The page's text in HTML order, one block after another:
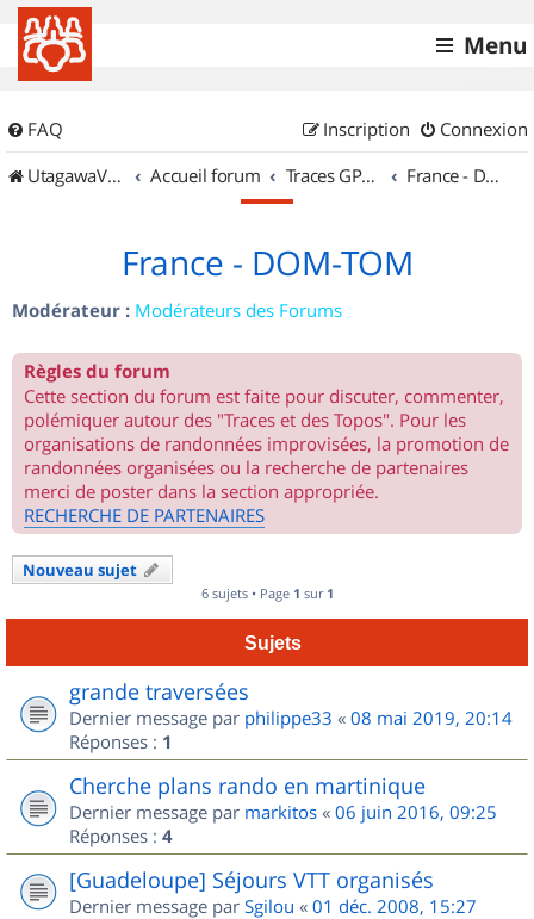
Menu
FAQ Connexion
Inscription
UtagawaVTT (Randos VTT et VTTAE avec traces GPS)
Accueil forum Traces GPS de randos VTT France - DOM-TOM
France - DOM-TOM
Modérateur : Modérateurs des Forums
Règles du forum
Cette section du forum est faite pour discuter, commenter,
polémiquer autour des "Traces et des Topos". Pour les
organisations de randonnées improvisées, la promotion de
randonnées organisées ou la recherche de partenaires
merci de poster dans la section appropriée.
RECHERCHE DE PARTENAIRES
Nouveau sujet
6 sujets • Page 1 sur 1
Sujets
grande traversées
Dernier message par philippe33 « 08 mai 2019, 20:14
Réponses : 1
Cherche plans rando en martinique
Dernier message par markitos « 06 juin 2016, 09:25
Réponses : 4
[Guadeloupe] Séjours VTT organisés
Dernier message par Sgilou « 01 déc. 2008, 15:27